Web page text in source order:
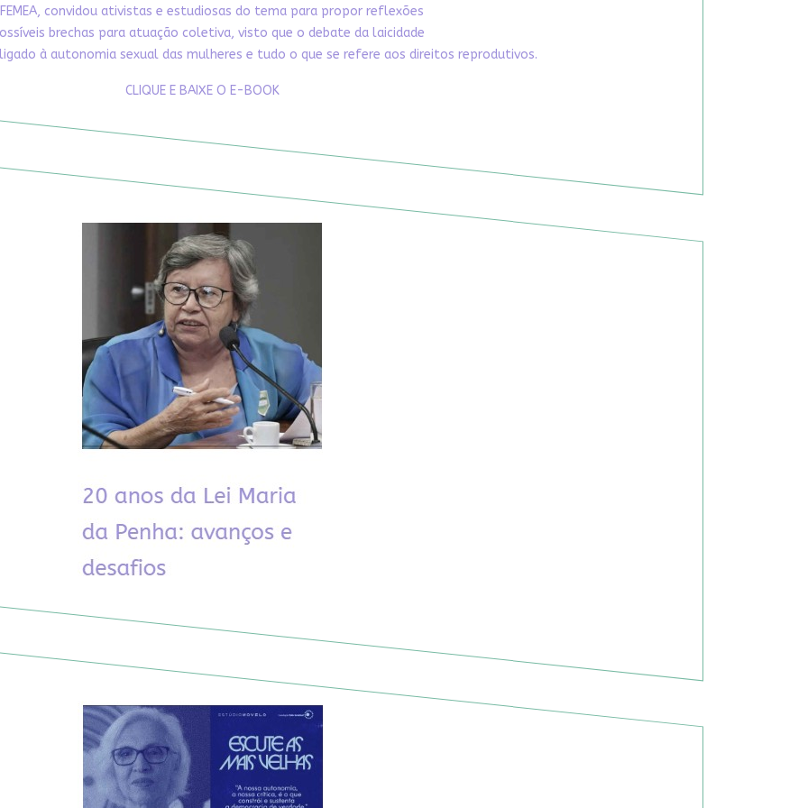
convidou ativistas e estudiosas do tema para propor reflexões
brechas para atuação coletiva, visto que o debate da laicidade
à autonomia sexual das mulheres e tudo o que se refere aos direitos reprodutivos.
CLIQUE E BAIXE O E-BOOK